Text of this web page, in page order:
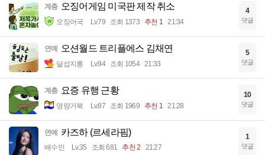
계층 오징어게임 미국판 제작 취소
오징어국 Lv.79 조회 1373 추천 1 21:34
4
댓글
연예 오션월드 트리플에스 김채연
달섭지롱 Lv.94 조회 1054 21:33
5
댓글
계층 요증 유행 근황
명량거북 Lv.87 조회 1969 추천 1 21:28
10
댓글
연예 카즈하 (르세라핌)
배수민 Lv.35 조회 681 추천 2 21:27
1
댓글